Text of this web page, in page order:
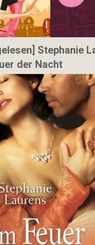
Stephanie
der Nacht